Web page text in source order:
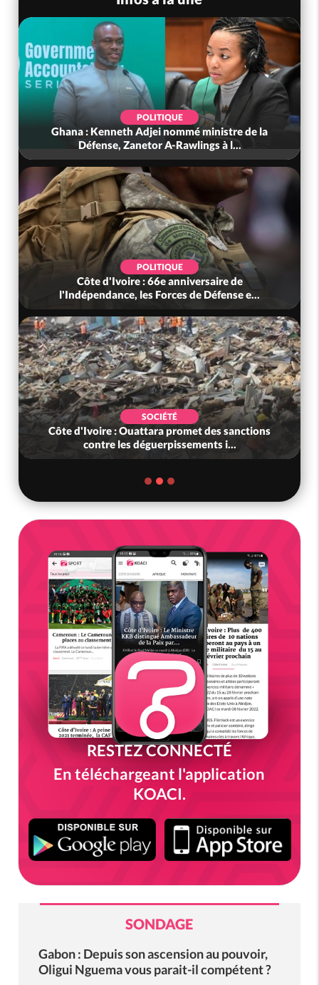
POLITIQUE
Ghana : Kenneth Adjei nommé ministre de la
Défense, Zanetor A-Rawlings à l...
POLITIQUE
Côte d'Ivoire : 66e anniversaire de
l'Indépendance, les Forces de Défense e...
SOCIÉTÉ
Côte d'Ivoire : Ouattara promet des sanctions
contre les déguerpissements i...
RESTEZ CONNECTÉ
En téléchargeant l'application
KOACI.
SONDAGE
Gabon : Depuis son ascension au pouvoir,
Oligui Nguema vous parait-il compétent ?